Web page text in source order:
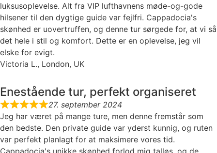
luksusoplevelse. Alt fra VIP lufthavnens møde-og-gode
hilsener til den dygtige guide var fejlfri. Cappadocia's
skønhed er uovertruffen, og denne tur sørgede for, at vi så
det hele i stil og komfort. Dette er en oplevelse, jeg vil
elske for evigt.
Victoria L., London, UK
Enestående tur, perfekt organiseret
27. september 2024
Jeg har været på mange ture, men denne fremstår som
den bedste. Den private guide var yderst kunnig, og ruten
var perfekt planlagt for at maksimere vores tid.